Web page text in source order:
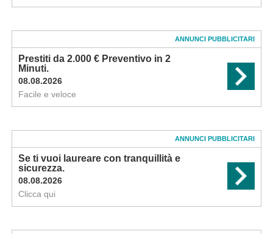
ANNUNCI PUBBLICITARI
Prestiti da 2.000 € Preventivo in 2
Minuti.
08.08.2026
Facile e veloce
ANNUNCI PUBBLICITARI
Se ti vuoi laureare con tranquillità e
sicurezza.
08.08.2026
Clicca qui